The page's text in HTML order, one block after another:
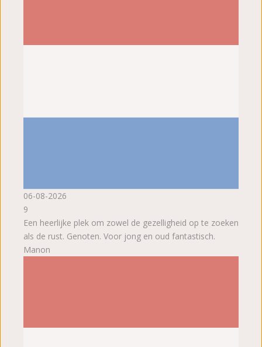
06-08-2026
9
Een heerlijke plek om zowel de gezelligheid op te zoeken
als de rust. Genoten. Voor jong en oud fantastisch.
Manon